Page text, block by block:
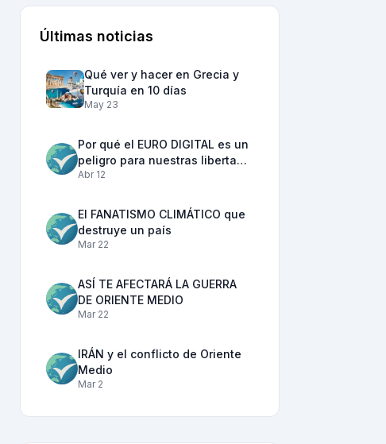
Últimas noticias
Qué ver y hacer en Grecia y
Turquía en 10 días
May 23
Por qué el EURO DIGITAL es un
peligro para nuestras liberta…
Abr 12
El FANATISMO CLIMÁTICO que
destruye un país
Mar 22
ASÍ TE AFECTARÁ LA GUERRA
DE ORIENTE MEDIO
Mar 22
IRÁN y el conflicto de Oriente
Medio
Mar 2